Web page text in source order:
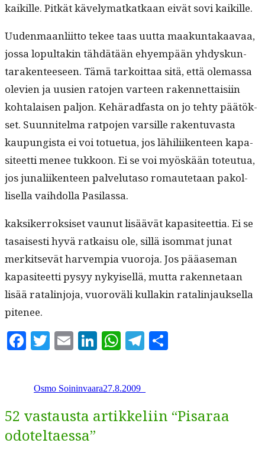
kaikille. Pitkät käve­ly­matkatkaan eivät sovi kaikille.
Uuden­maan­li­it­to tekee taas uut­ta maakun­takaavaa,
jos­sa lop­ul­takin tähdätään ehyem­pään yhdyskun­
tarak­en­teeseen. Tämä tarkoit­taa sitä, että ole­mas­sa
ole­vien ja uusien rato­jen var­teen raken­net­taisi­in
kohta­laisen paljon. Kehärad­fas­ta on jo tehty päätök­
set. Suun­nitel­ma rat­po­jen var­sille rak­en­tu­vas­ta
kaupungista ei voi totue­t­ua, jos lähili­iken­teen kap­a­
siteet­ti menee tukkoon. Ei se voi myöskään toteu­tua,
jos junali­iken­teen palve­lu­ta­so romaute­taan pakol­
lisel­la vai­h­dol­la Pasilassa.
kak­sik­er­roksiset vaunut lisäävät kap­a­siteet­tia. Ei se
tasais­es­ti hyvä ratkaisu ole, sil­lä isom­mat junat
merk­it­sevät harvem­pia vuoro­ja. Jos pääase­man
kap­a­siteet­ti pysyy nykyisel­lä, mut­ta raken­netaan
lisää ratal­in­jo­ja, vuoroväli kul­lakin ratal­in­jauk­sel­la
pitenee.
Facebook
TwitterEmailLinkedIn
WhatsApp
Telegram
Osmo Soininvaara27.8.2009
52 vastausta artikkeliin “Pisaraa
odoteltaessa”